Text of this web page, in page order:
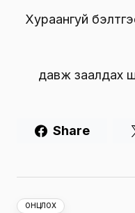
Хураангуй
давж заалдах
Share
ОНЦЛОХ